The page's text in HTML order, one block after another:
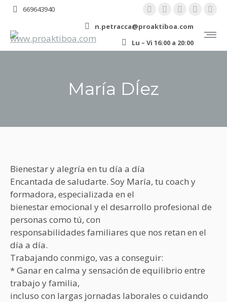
669643940
YouTube
page
in
Linkedin
in
Instagram
opens
in
opens
in
in
n.petracca@proaktiboa.com
Lu – Vi 16:00 a 20:00
María DÍez
Bienestar y alegría en tu día a día
Encantada de saludarte. Soy María, tu coach y
formadora, especializada en el
bienestar emocional y el desarrollo profesional de
personas como tú, con
responsabilidades familiares que nos retan en el
día a día.
Trabajando conmigo, vas a conseguir:
* Ganar en calma y sensación de equilibrio entre
trabajo y familia,
incluso con largas jornadas laborales o cuidando